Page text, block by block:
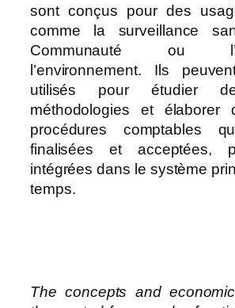
sont conçus pour des
comme la surveillance
Communauté ou
l’environnement. Ils
utilisés pour étudier
méthodologies et élaborer
procédures comptables
finalisées et acceptées,
intégrées dans le système
temps.
The concepts and